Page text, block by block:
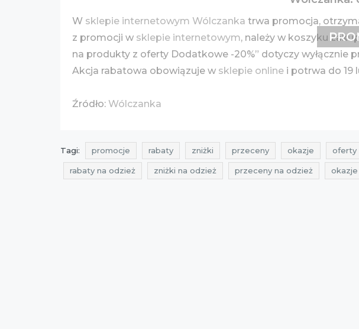
W sklepie internetowym Wólczanka trwa promocja,
z promocji w sklepie internetowym, należy w koszyku
na produkty z oferty Dodatkowe -20%” dotyczy wyłącznie
Akcja rabatowa obowiązuje w sklepie online i potrwa do 19
Źródło: Wólczanka
Tagi: promocje rabaty zniżki przeceny okazje oferty
rabaty na odzież zniżki na odzież przeceny na odzież